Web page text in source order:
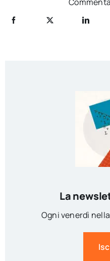
La
Ogni venerdì